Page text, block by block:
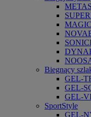
Biegnący
GEL-
GEL-
GEL-
SportStyle
GEL-